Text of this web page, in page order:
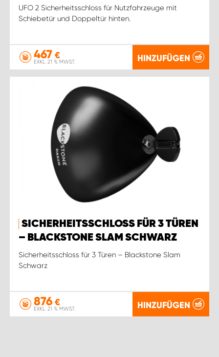
UFO 2 Sicherheitsschloss für Nutzfahrzeuge mit
Schiebetür und Doppeltür hinten.
467 €
EXKL. 21 % MWST. HINZUFÜGEN
SICHERHEITSSCHLOSS FÜR 3 TÜREN
– BLACKSTONE SLAM SCHWARZ
Sicherheitsschloss für 3 Türen – Blackstone Slam
Schwarz
876 €
EXKL. 21 % MWST. HINZUFÜGEN